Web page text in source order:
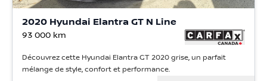
2020 Hyundai Elantra GT N Line
93 000 km
Découvrez cette Hyundai Elantra GT 2020 grise, un parfait
mélange de style, confort et performance.